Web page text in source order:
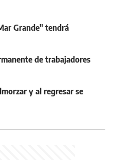
Grande" tendrá
de trabajadores
y al regresar se